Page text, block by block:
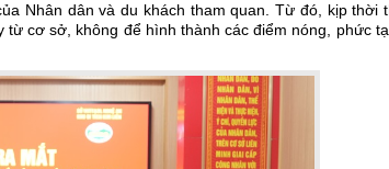
Nhân dân và du khách tham quan. Từ đó, kịp thời
cơ sở, không để hình thành các điểm nóng, phức